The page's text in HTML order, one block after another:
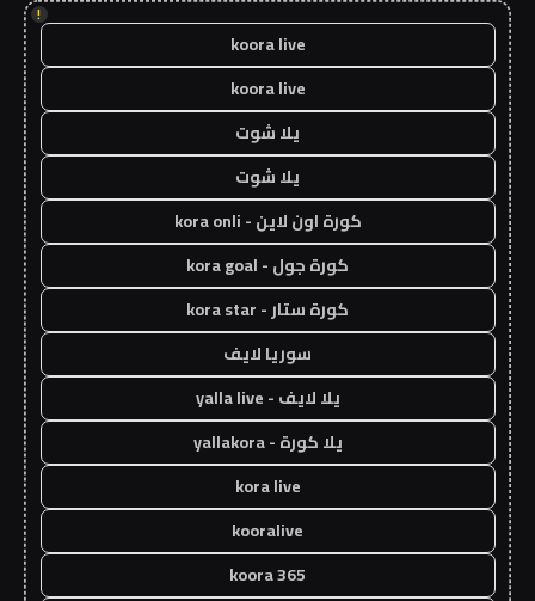
!
koora live
koora live
يلا شوت
يلا شوت
كورة اون لاين - kora onli
كورة جول - kora goal
كورة ستار - kora star
سوريا لايف
يلا لايف - yalla live
يلا كورة - yallakora
kora live
kooralive
koora 365